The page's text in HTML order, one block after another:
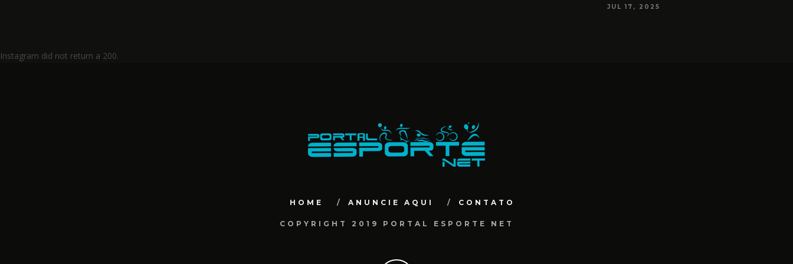
JUL 17, 2025
Instagram did not return a 200.
HOME ANUNCIE AQUI CONTATO
COPYRIGHT 2019 PORTAL ESPORTE NET